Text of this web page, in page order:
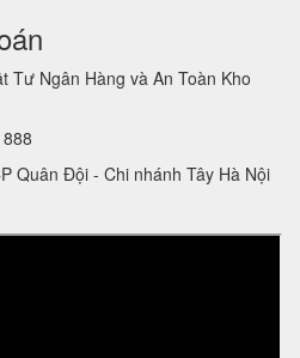
Tư Ngân Hàng và An Toàn Kho
Quân Đội - Chi nhánh Tây Hà Nội